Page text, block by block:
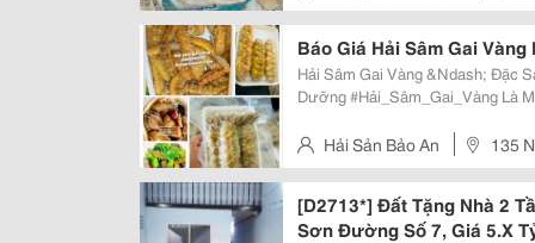
Nội
Báo Giá Hải Sâm Gai Vàng
Hải Sâm Gai Vàng &Ndash; Đặc
Dưỡng #Hải_Sâm_Gai_Vàng Là Một Trong Những Đặc Sản Biển Được Nhiều
Giá Trị Dinh Dưỡng Cao. Hải
Hải Sản Bảo An
135
Hà Nội.
[D2713*] Đất Tặng Nhà 2
Sơn Đường Số 7, Giá 5.X